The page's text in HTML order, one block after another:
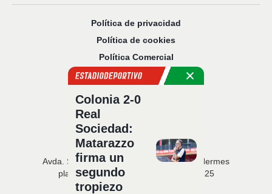
Política de privacidad
Política de cookies
Política Comercial
Aviso legal
Código Ético
Avda. San Francisco Javier, 22 · Edificio Hermes
planta 5 · 41018 Sevilla · T. 954 216 525
Colonia 2-0
Real
Sociedad:
Matarazzo
firma un
segundo
tropiezo